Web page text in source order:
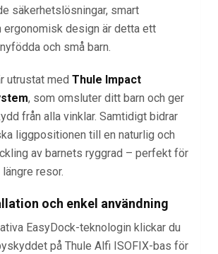
säkerhetslösningar, smart
ergonomisk design är detta ett
och små barn.
utrustat med Thule Impact
, som omsluter ditt barn och ger
från alla vinklar. Samtidigt bidrar
liggpositionen till en naturlig och
av barnets ryggrad – perfekt för
resor.
och enkel användning
EasyDock-teknologin klickar du
på Thule Alfi ISOFIX-bas för